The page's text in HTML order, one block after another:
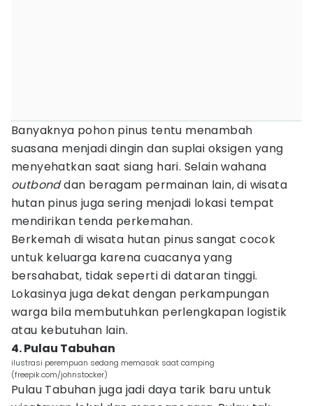
Banyaknya pohon pinus tentu menambah
suasana menjadi dingin dan suplai oksigen yang
menyehatkan saat siang hari. Selain wahana
outbonddan beragam permainan lain, di wisata
hutan pinus juga sering menjadi lokasi tempat
mendirikan tenda perkemahan.
Berkemah di wisata hutan pinus sangat cocok
untuk keluarga karena cuacanya yang
bersahabat, tidak seperti di dataran tinggi.
Lokasinya juga dekat dengan perkampungan
warga bila membutuhkan perlengkapan logistik
atau kebutuhan lain.
4. Pulau Tabuhan
ilustrasi perempuan sedang memasak saat camping
(freepik.com/johnstocker)
Pulau Tabuhan juga jadi daya tarik baru untuk